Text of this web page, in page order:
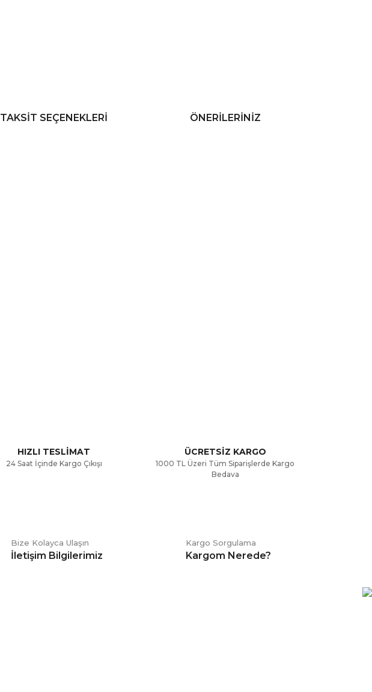
TAKSIT SEÇENEKLERI ÖNERILERINIZ
HIZLI TESLİMAT
24 Saat İçinde Kargo Çıkışı
ÜCRETSİZ KARGO
1000 TL Üzeri Tüm Siparişlerde Kargo
Bedava
Bize Kolayca Ulaşın
İletişim Bilgilerimiz
Kargo Sorgulama
Kargom Nerede?